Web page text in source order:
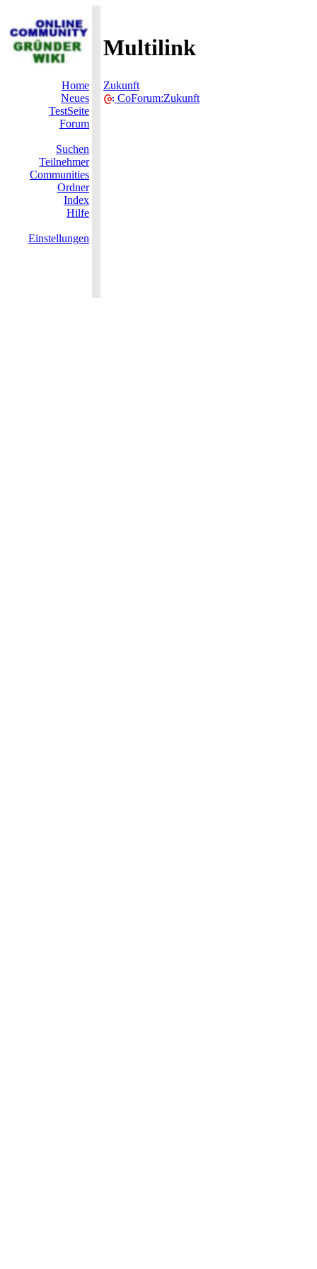
Multilink
Home
Neues
TestSeite
Forum
Suchen
Teilnehmer
Communities
Ordner
Index
Hilfe
Einstellungen
Zukunft
CoForum:Zukunft